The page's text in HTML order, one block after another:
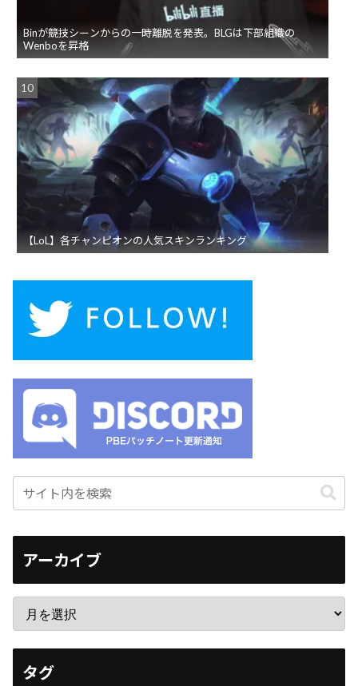
Binが競技シーンからの一時離脱を発表。BLGは下部組織の
Wenboを昇格
【LoL】各チャンピオンの人気スキンランキング
アーカイブ
タグ